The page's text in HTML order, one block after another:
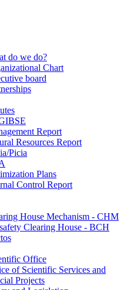
do we do?
Chart
board
Report
Resources Report
Picia
Plans
Control Report
House Mechanism - CHM
Clearing House - BCH
Office
of Scientific Services and
Projects